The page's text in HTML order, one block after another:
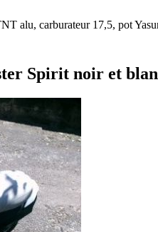
alu, carburateur 17,5, pot
Spirit noir et